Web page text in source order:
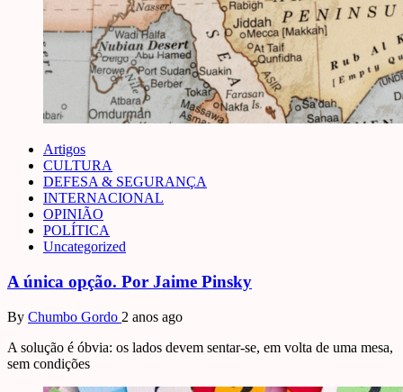
Artigos
CULTURA
DEFESA & SEGURANÇA
INTERNACIONAL
OPINIÃO
POLÍTICA
Uncategorized
A única opção. Por Jaime Pinsky
By Chumbo Gordo 2 anos ago
A solução é óbvia: os lados devem sentar-se, em volta de uma mesa,
sem condições